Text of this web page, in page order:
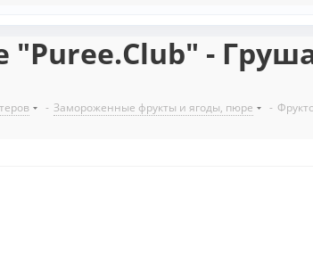
-
- Замороженные фрукты и ягоды, пюре -